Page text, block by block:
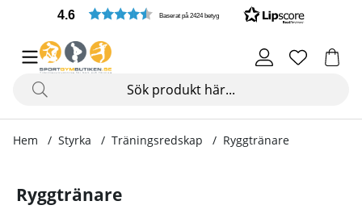
4.6 Baserat på 2424 betyg
Hem Styrka Träningsredskap Ryggtränare
Ryggtränare